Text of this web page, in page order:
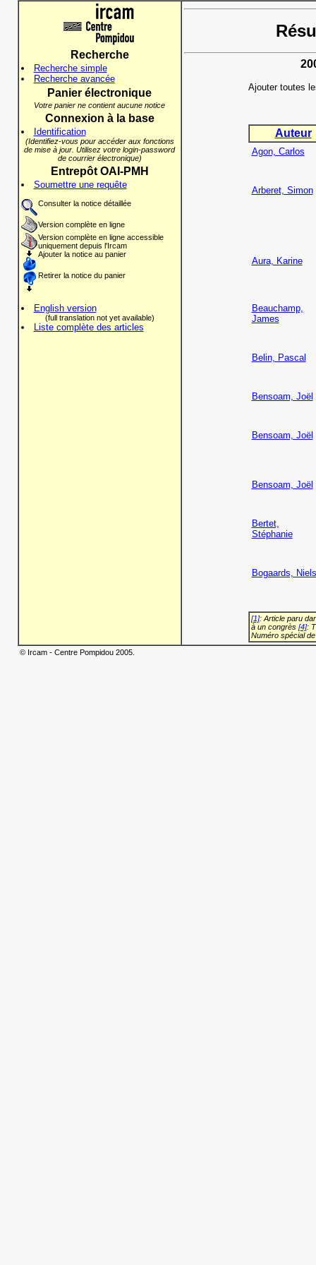
Recherche
Recherche simple
Recherche avancée
Panier électronique
Votre panier ne contient aucune notice
Connexion à la base
Identification
(Identifiez-vous pour accéder aux fonctions
de mise à jour. Utilisez votre login-password
de courrier électronique)
Entrepôt OAI-PMH
Soumettre une requête
Consulter la notice détaillée
Version complète en ligne
Version complète en ligne accessible
uniquement depuis l'Ircam
Ajouter la notice au panier
Retirer la notice du panier
English version
(full translation not yet available)
Liste complète des articles
Ajouter toutes
Auteur
Agon, Carlos
Arberet, Simon
Aura, Karine
Beauchamp,
James
Belin, Pascal
Bensoam, Joël
Bensoam, Joël
Bensoam, Joël
Bertet,
Stéphanie
Bogaards, Niels
[1]: Article paru
à un congrès [4]:
Numéro spécial
© Ircam - Centre Pompidou 2005.